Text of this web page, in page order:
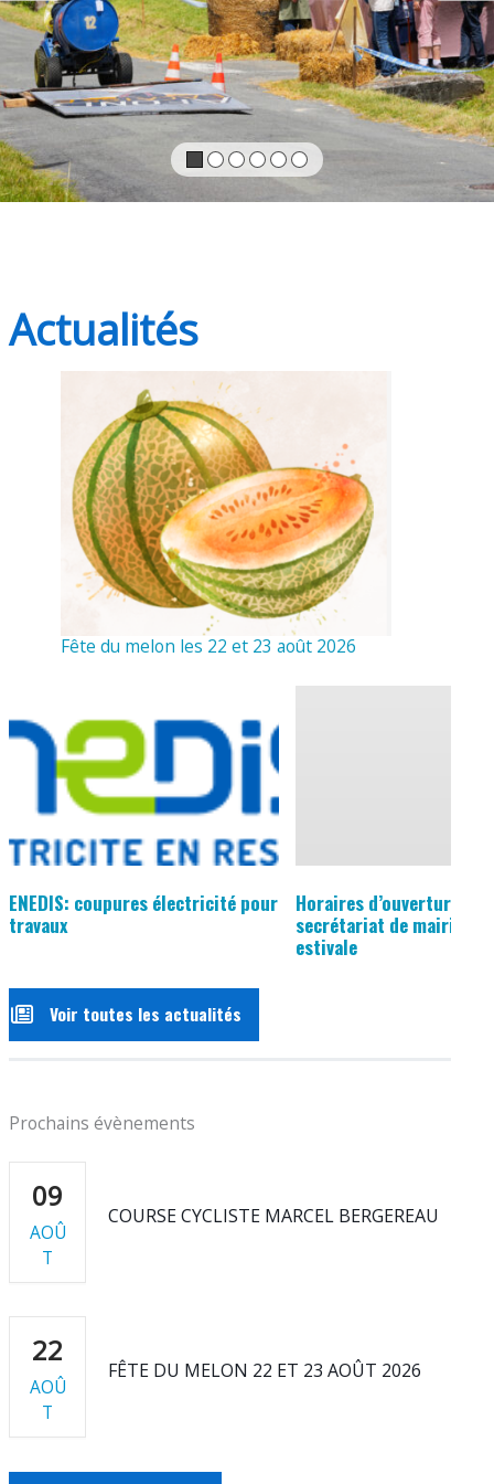
Actualités
Fête du melon les 22 et 23 août 2026
ENEDIS: coupures électricité pour
travaux
Horaires d’ouverture du
secrétariat de mairie en
estivale
Voir toutes les actualités
Prochains évènements
09
AOÛ
T
COURSE CYCLISTE MARCEL BERGEREAU
22
AOÛ
T
FÊTE DU MELON 22 ET 23 AOÛT 2026